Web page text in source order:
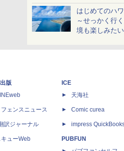
ホとマイナカ
はじめてのハ
～せっかく行
境も楽しみた
版
ェンスニュース
訳ジャーナル
ューWeb
ICE
天海社
Comic curea
impress
PUBFUN